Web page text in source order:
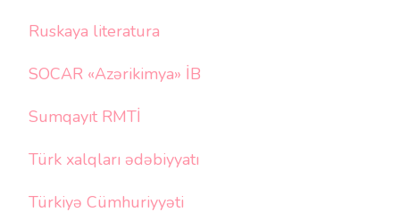
Ruskaya literatura
SOCAR «Azərikimya» İB
Sumqayıt RMTİ
Türk xalqları ədəbiyyatı
Türkiyə Cümhuriyyəti